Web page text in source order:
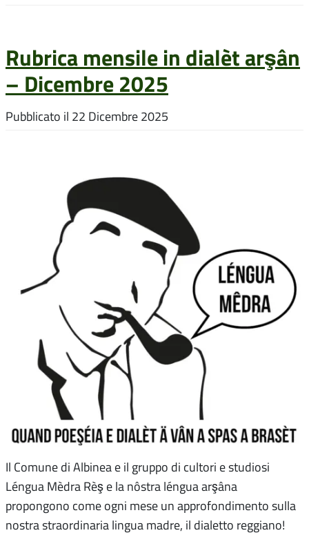
Rubrica mensile in dialèt arşân
– Dicembre 2025
Pubblicato il 22 Dicembre 2025
Il Comune di Albinea e il gruppo di cultori e studiosi
Léngua Mèdra Rèş e la nôstra léngua arşâna
propongono come ogni mese un approfondimento sulla
nostra straordinaria lingua madre, il dialetto reggiano!